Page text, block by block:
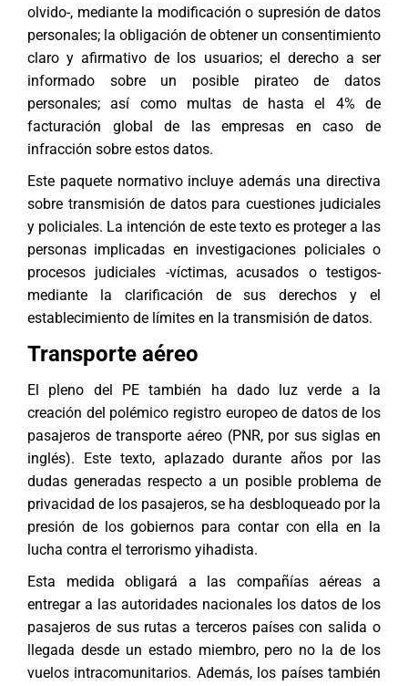
olvido-, mediante la modificación o supresión de datos
personales; la obligación de obtener un consentimiento
claro y afirmativo de los usuarios; el derecho a ser
informado sobre un posible pirateo de datos
personales; así como multas de hasta el 4% de
facturación global de las empresas en caso de
infracción sobre estos datos.
Este paquete normativo incluye además una directiva
sobre transmisión de datos para cuestiones judiciales
y policiales. La intención de este texto es proteger a las
personas implicadas en investigaciones policiales o
procesos judiciales -víctimas, acusados o testigos-
mediante la clarificación de sus derechos y el
establecimiento de límites en la transmisión de datos.
Transporte aéreo
El pleno del PE también ha dado luz verde a la
creación del polémico registro europeo de datos de los
pasajeros de transporte aéreo (PNR, por sus siglas en
inglés). Este texto, aplazado durante años por las
dudas generadas respecto a un posible problema de
privacidad de los pasajeros, se ha desbloqueado por la
presión de los gobiernos para contar con ella en la
lucha contra el terrorismo yihadista.
Esta medida obligará a las compañías aéreas a
entregar a las autoridades nacionales los datos de los
pasajeros de sus rutas a terceros países con salida o
llegada desde un estado miembro, pero no la de los
vuelos intracomunitarios. Además, los países también